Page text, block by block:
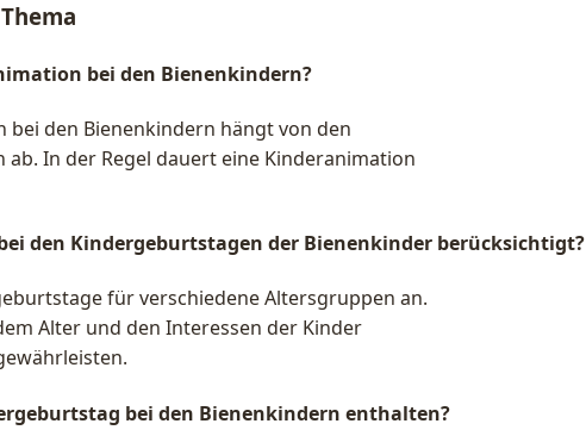
bei den Bienenkindern?
den Bienenkindern hängt von den
In der Regel dauert eine Kinderanimation
den Kindergeburtstagen der Bienenkinder berücksichtigt?
für verschiedene Altersgruppen an.
Alter und den Interessen der Kinder
bei den Bienenkindern enthalten?